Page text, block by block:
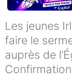
Les jeunes
faire le
auprès de